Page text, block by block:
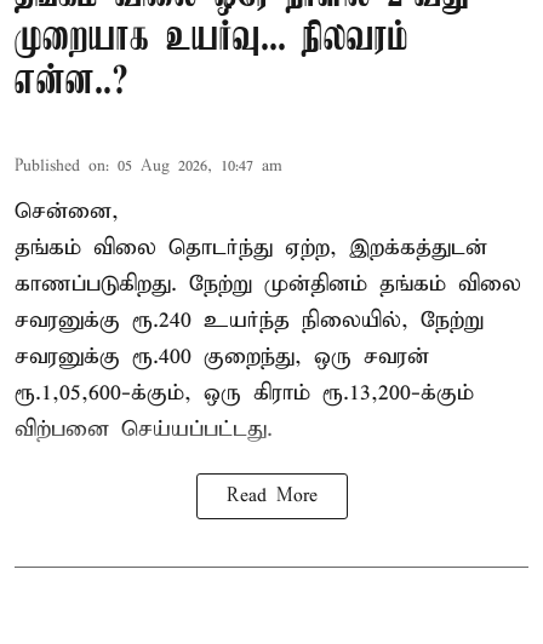
முறையாக உயர்வு... நிலவரம்
என்ன..?
Published on: 05 Aug 2026, 10:47 am
சென்னை,
தங்கம் விலை தொடர்ந்து ஏற்ற, இறக்கத்துடன்
காணப்படுகிறது. நேற்று முன்தினம் தங்கம் விலை
சவரனுக்கு ரூ.240 உயர்ந்த நிலையில், நேற்று
சவரனுக்கு ரூ.400 குறைந்து, ஒரு சவரன்
ரூ.1,05,600-க்கும், ஒரு கிராம் ரூ.13,200-க்கும்
விற்பனை செய்யப்பட்டது.
Read More